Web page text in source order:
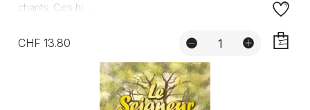
chants. Ces hi...
CHF 13.80